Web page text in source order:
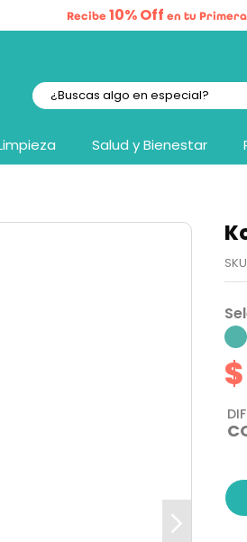
Recibe10% Off en tu
Salud y Bienestar